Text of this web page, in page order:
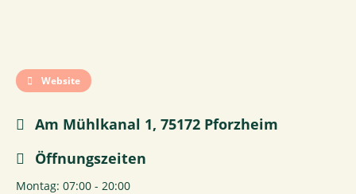
Website
Am Mühlkanal 1, 75172 Pforzheim
Öffnungszeiten
Montag: 07:00 - 20:00